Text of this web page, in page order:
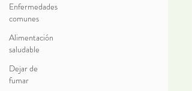
Enfermedades
comunes
Alimentación
saludable
Dejar de
fumar